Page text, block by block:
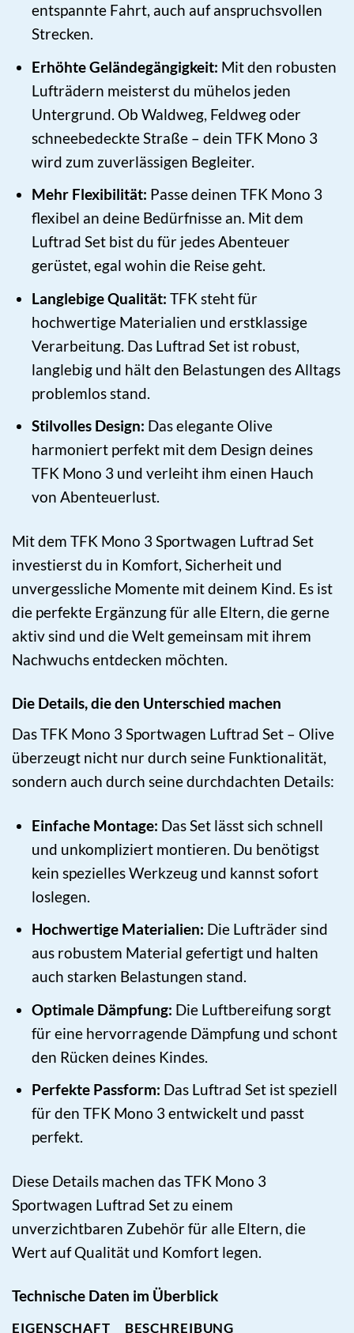
entspannte Fahrt, auch auf anspruchsvollen
Strecken.
Erhöhte Geländegängigkeit: Mit den robusten
Lufträdern meisterst du mühelos jeden
Untergrund. Ob Waldweg, Feldweg oder
schneebedeckte Straße – dein TFK Mono 3
wird zum zuverlässigen Begleiter.
Mehr Flexibilität: Passe deinen TFK Mono 3
flexibel an deine Bedürfnisse an. Mit dem
Luftrad Set bist du für jedes Abenteuer
gerüstet, egal wohin die Reise geht.
Langlebige Qualität: TFK steht für
hochwertige Materialien und erstklassige
Verarbeitung. Das Luftrad Set ist robust,
langlebig und hält den Belastungen des Alltags
problemlos stand.
Stilvolles Design: Das elegante Olive
harmoniert perfekt mit dem Design deines
TFK Mono 3 und verleiht ihm einen Hauch
von Abenteuerlust.
Mit dem TFK Mono 3 Sportwagen Luftrad Set
investierst du in Komfort, Sicherheit und
unvergessliche Momente mit deinem Kind. Es ist
die perfekte Ergänzung für alle Eltern, die gerne
aktiv sind und die Welt gemeinsam mit ihrem
Nachwuchs entdecken möchten.
Die Details, die den Unterschied machen
Das TFK Mono 3 Sportwagen Luftrad Set – Olive
überzeugt nicht nur durch seine Funktionalität,
sondern auch durch seine durchdachten Details:
Einfache Montage: Das Set lässt sich schnell
und unkompliziert montieren. Du benötigst
kein spezielles Werkzeug und kannst sofort
loslegen.
Hochwertige Materialien: Die Lufträder sind
aus robustem Material gefertigt und halten
auch starken Belastungen stand.
Optimale Dämpfung: Die Luftbereifung sorgt
für eine hervorragende Dämpfung und schont
den Rücken deines Kindes.
Perfekte Passform: Das Luftrad Set ist speziell
für den TFK Mono 3 entwickelt und passt
perfekt.
Diese Details machen das TFK Mono 3
Sportwagen Luftrad Set zu einem
unverzichtbaren Zubehör für alle Eltern, die
Wert auf Qualität und Komfort legen.
Technische Daten im Überblick
EIGENSCHAFT BESCHREIBUNG